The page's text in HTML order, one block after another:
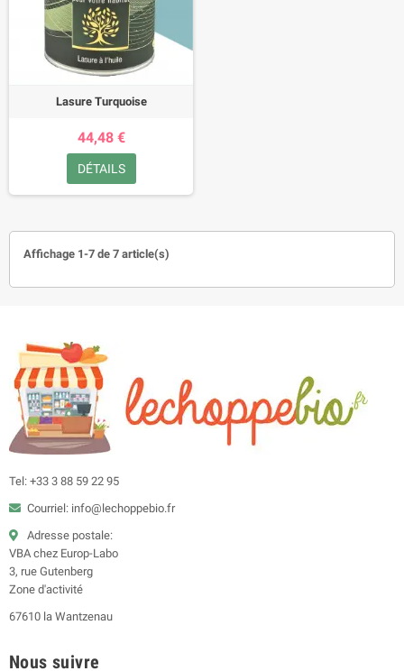
Lasure Turquoise
44,48 €
DÉTAILS
Affichage 1-7 de 7 article(s)
Tel: +33 3 88 59 22 95
Courriel: info@lechoppebio.fr
Adresse postale:
VBA chez Europ-Labo
3, rue Gutenberg
Zone d'activité
67610 la Wantzenau
Nous suivre